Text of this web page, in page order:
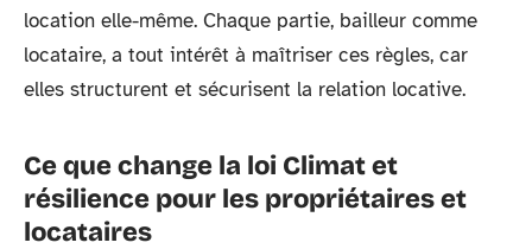
location elle-même. Chaque partie, bailleur comme
locataire, a tout intérêt à maîtriser ces règles, car
elles structurent et sécurisent la relation locative.
Ce que change la loi Climat et
résilience pour les propriétaires et
locataires